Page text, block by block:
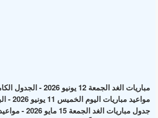
مباريات الغد الجمعة 12 يونيو 2026 - الجدول الكامل والقنوات الناقلة
مواعيد مباريات اليوم الخميس 11 يونيو 2026 - البث المباشر والنتائج لجميع البطولات
جدول مباريات الغد الجمعة 15 مايو 2026 - مواعيد وقنوات النقل